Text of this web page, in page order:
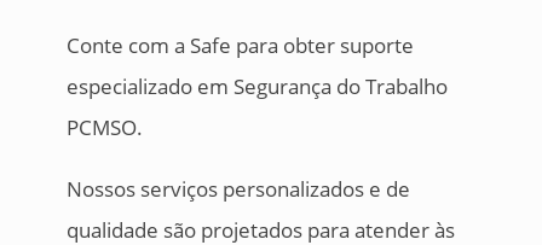
Conte com a Safe para obter suporte
especializado em Segurança do Trabalho
PCMSO.
Nossos serviços personalizados e de
qualidade são projetados para atender às